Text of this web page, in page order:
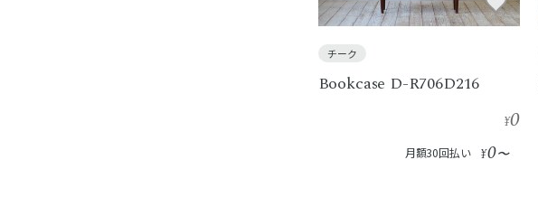
チーク
Bookcase D-R706D216
¥0
月額30回払い ¥0〜